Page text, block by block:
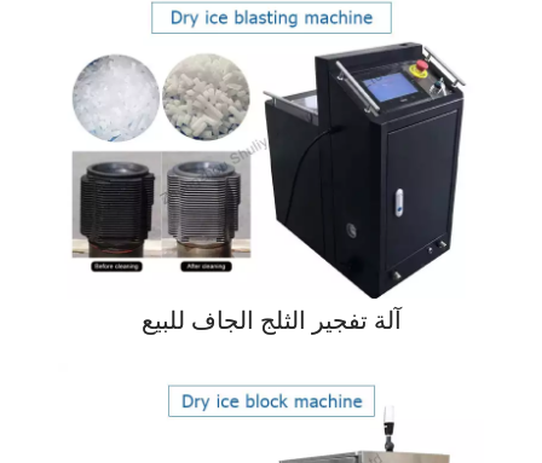
آلة تفجير الثلج الجاف للبيع